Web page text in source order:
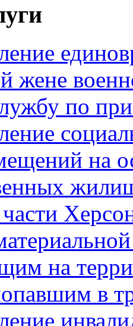
жене
по
на
на
в